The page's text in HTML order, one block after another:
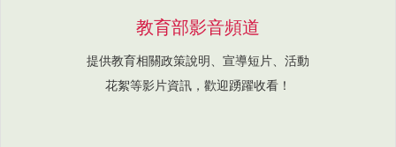
教育部影音頻道
提供教育相關政策說明、宣導短片、活動
花絮等影片資訊，歡迎踴躍收看！